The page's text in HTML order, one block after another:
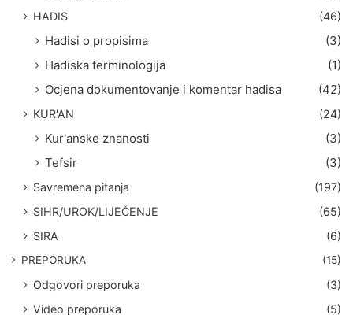
HADIS (46)
Hadisi o propisima
(3)
Hadiska terminologija
(1)
Ocjena dokumentovanje i komentar hadisa
(42)
KUR'AN (24)
Kur'anske znanosti
(3)
Tefsir
(3)
Savremena pitanja
(197)
SIHR/UROK/LIJEČENJE
(65)
SIRA
(6)
PREPORUKA (15)
Odgovori preporuka
(3)
Video preporuka
(5)